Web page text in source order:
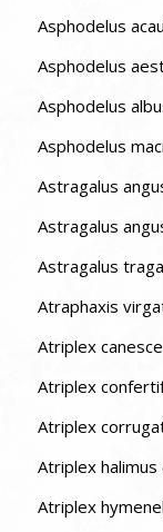
Asphodelus
Asphodelus
Asphodelus
Asphodelus
Astragalus
Astragalus
Astragalus
Atraphaxis
Atriplex
Atriplex
Atriplex
Atriplex halimus
Atriplex